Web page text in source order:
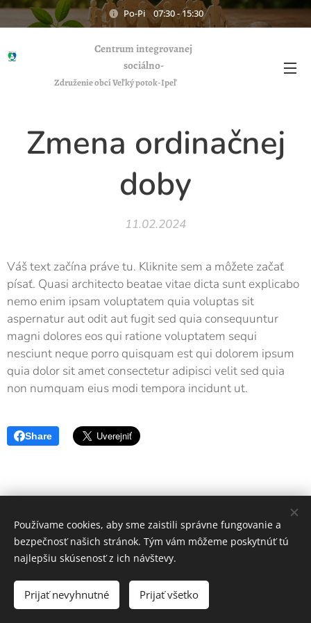
Po-Pi 07:30 - 15:30
Centrum integrovanej
sociálno-
zdravotnej starostlivosti CISZS
Združenie obcí Veľký potok-Ipeľ
Zmena ordinačnej
doby
11.02.2024
Váš text začína práve tu. Kliknite sem a môžete začať
písať. Quasi architecto beatae vitae dicta sunt explicabo
nemo enim ipsam voluptatem quia voluptas sit
aspernatur aut odit aut fugit sed quia consequuntur
magni dolores eos qui ratione voluptatem sequi
nesciunt neque porro quisquam est qui dolorem ipsum
quia dolor sit amet consectetur adipisci velit sed quia
non numquam eius modi tempora incidunt ut.
Share
Združenie obcí Veľký potok - Ipeľ
Vytvorené službouWebnode
Používame cookies, aby sme zaistili správne fungovanie a
bezpečnosť našich stránok. Tým vám môžeme poskytnúť tú
najlepšiu skúsenosť z ich návštevy.
Prijať nevyhnutné Prijať všetko